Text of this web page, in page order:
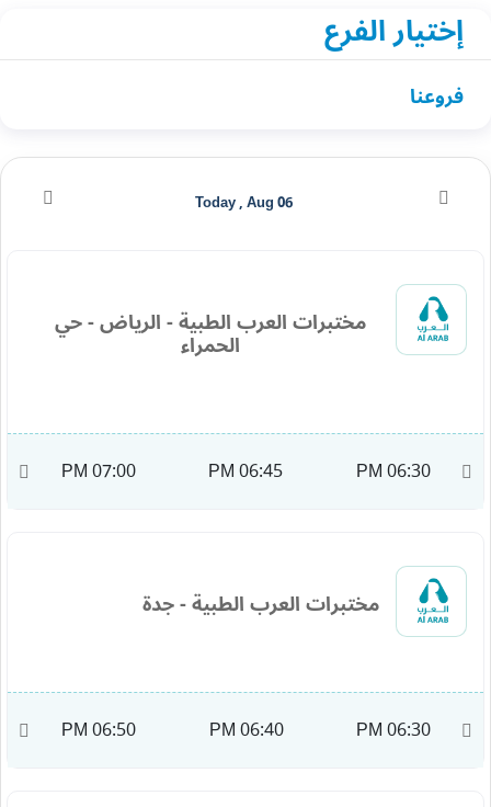
إختيار الفرع
فروعنا
مختبرات العرب الطبية - الرياض - حي
الحمراء
06:30 PM
06:45 PM
07:00 PM
مختبرات العرب الطبية - جدة
06:30 PM
06:40 PM
06:50 PM